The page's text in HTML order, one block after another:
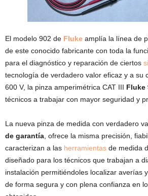
El modelo 902 de Fluke amplía la línea de
de este conocido fabricante con toda la
para el diagnóstico y reparación de ciertos
tecnología de verdadero valor eficaz y a su
600 V, la pinza amperimétrica CAT III Fluke
técnicos a trabajar con mayor seguridad y
La nueva pinza de medida con verdadero
de garantía , ofrece la misma precisión,
caracterizan a las herramientas de medida
diseñado para los técnicos que trabajan a
instalación permitiéndoles localizar averías
de forma segura y con plena confianza en